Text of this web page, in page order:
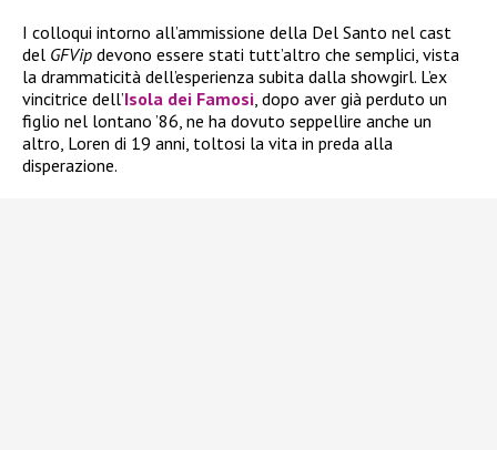
I colloqui intorno all’ammissione della Del Santo nel cast
del GFVip devono essere stati tutt’altro che semplici, vista
la drammaticità dell’esperienza subita dalla showgirl. L’ex
vincitrice dell’Isola dei Famosi , dopo aver già perduto un
figlio nel lontano ’86, ne ha dovuto seppellire anche un
altro, Loren di 19 anni, toltosi la vita in preda alla
disperazione.